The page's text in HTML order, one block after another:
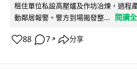
租住單位私設高壓爐及作坊冶煉，過程
動鄰居報警。警方到場揭發整...
閱讀
88 7 ↗ 分享